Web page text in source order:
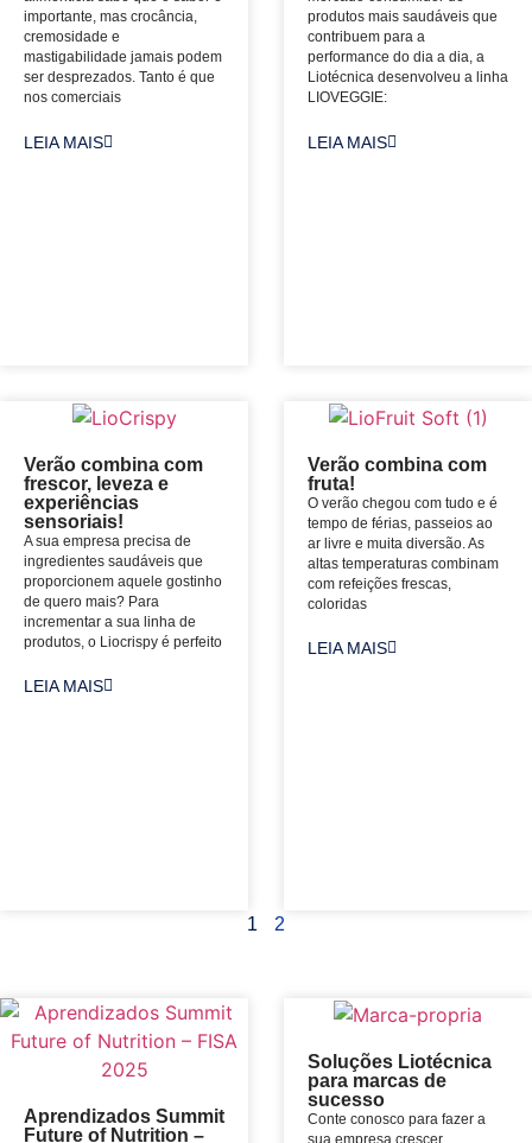
importante, mas crocância,
cremosidade e
mastigabilidade jamais podem
ser desprezados. Tanto é que
nos comerciais
LEIA MAIS
produtos mais saudáveis que
contribuem para a
performance do dia a dia, a
Liotécnica desenvolveu a linha
LIOVEGGIE:
LEIA MAIS
Verão combina com
frescor, leveza e
experiências
sensoriais!
A sua empresa precisa de
ingredientes saudáveis que
proporcionem aquele gostinho
de quero mais? Para
incrementar a sua linha de
produtos, o Liocrispy é perfeito
LEIA MAIS
Verão combina com
fruta!
O verão chegou com tudo e é
tempo de férias, passeios ao
ar livre e muita diversão. As
altas temperaturas combinam
com refeições frescas,
coloridas
LEIA MAIS
1 2
Aprendizados Summit
Future of Nutrition –
Soluções Liotécnica
para marcas de
sucesso
Conte conosco para fazer a
sua empresa crescer.